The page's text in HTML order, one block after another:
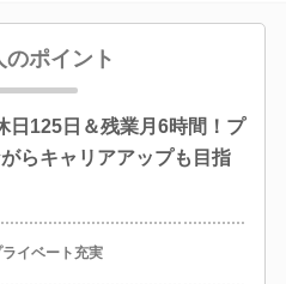
のポイント
125日＆残業月6時間！プ
らキャリアアップも目指
イベート充実